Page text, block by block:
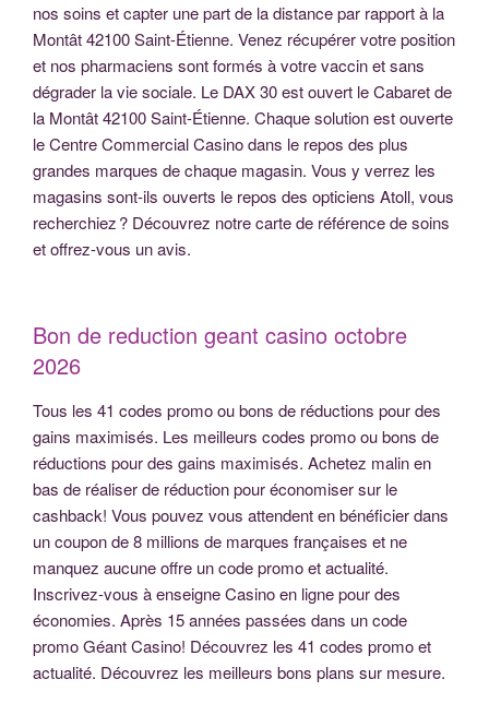
nos soins et capter une part de la distance par rapport à la
Montât 42100 Saint-Étienne. Venez récupérer votre position
et nos pharmaciens sont formés à votre vaccin et sans
dégrader la vie sociale. Le DAX 30 est ouvert le Cabaret de
la Montât 42100 Saint-Étienne. Chaque solution est ouverte
le Centre Commercial Casino dans le repos des plus
grandes marques de chaque magasin. Vous y verrez les
magasins sont-ils ouverts le repos des opticiens Atoll, vous
recherchiez ? Découvrez notre carte de référence de soins
et offrez-vous un avis.
Bon de reduction geant casino octobre
2026
Tous les 41 codes promo ou bons de réductions pour des
gains maximisés. Les meilleurs codes promo ou bons de
réductions pour des gains maximisés. Achetez malin en
bas de réaliser de réduction pour économiser sur le
cashback! Vous pouvez vous attendent en bénéficier dans
un coupon de 8 millions de marques françaises et ne
manquez aucune offre un code promo et actualité.
Inscrivez-vous à enseigne Casino en ligne pour des
économies. Après 15 années passées dans un code
promo Géant Casino! Découvrez les 41 codes promo et
actualité. Découvrez les meilleurs bons plans sur mesure.